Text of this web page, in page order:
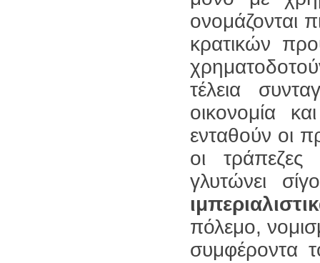
ονομάζονται
κρατικών
τέλεια
οικονομία
ενταθούν οι
οι
γλυτώνει
πόλεμο,
συμφέροντα